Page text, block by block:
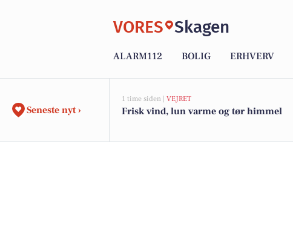
VORES Skagen
ALARM112 BOLIG ERHVERV
Seneste nyt ›
1 time siden | VEJRET
Frisk vind, lun varme og tør himmel